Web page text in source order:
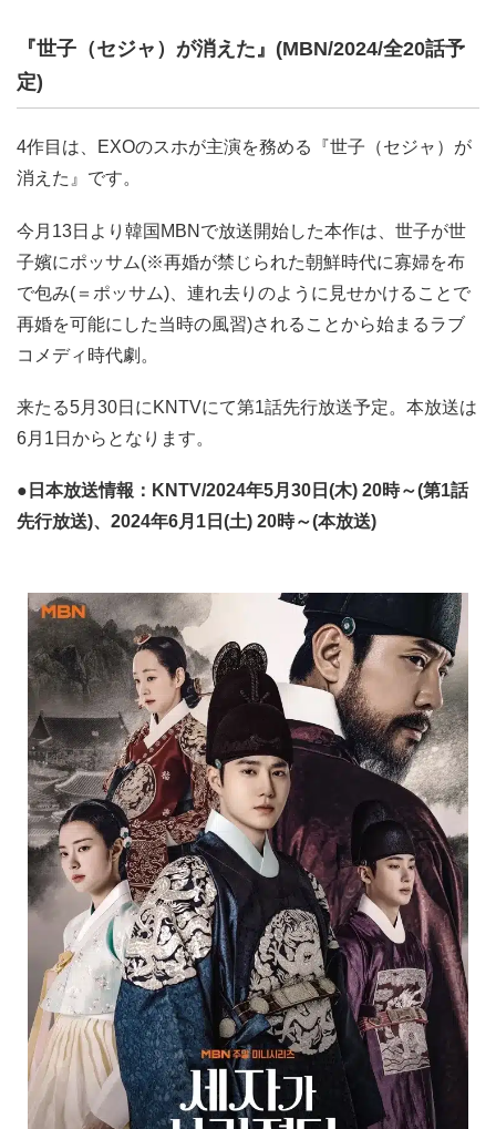
『世子（セジャ）が消えた』(MBN/2024/全20話予
定)
4作目は、EXOのスホが主演を務める『世子（セジャ）が
消えた』です。
今月13日より韓国MBNで放送開始した本作は、世子が世
子嬪にポッサム(※再婚が禁じられた朝鮮時代に寡婦を布
で包み(＝ポッサム)、連れ去りのように見せかけることで
再婚を可能にした当時の風習)されることから始まるラブ
コメディ時代劇。
来たる5月30日にKNTVにて第1話先行放送予定。本放送は
6月1日からとなります。
●日本放送情報：KNTV/2024年5月30日(木) 20時～(第1話
先行放送)、2024年6月1日(土) 20時～(本放送)